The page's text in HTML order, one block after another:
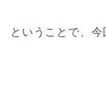
ということで、今